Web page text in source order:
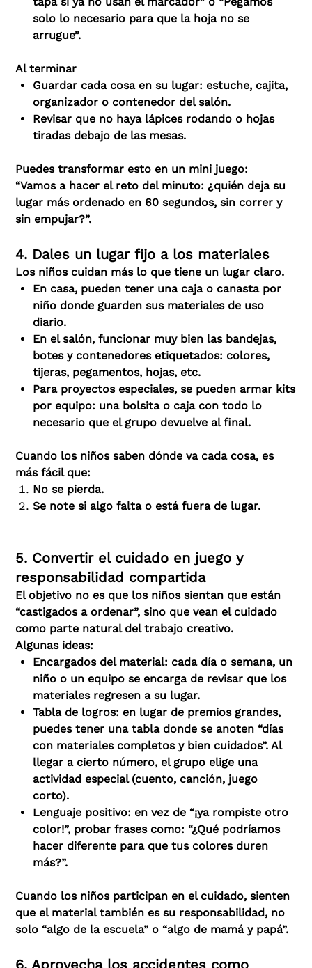
solo lo necesario para que la hoja no se
arrugue”.
Al terminar
Guardar cada cosa en su lugar: estuche, cajita,
organizador o contenedor del salón.
Revisar que no haya lápices rodando o hojas
tiradas debajo de las mesas.
Puedes transformar esto en un mini juego:
“Vamos a hacer el reto del minuto: ¿quién deja su
lugar más ordenado en 60 segundos, sin correr y
sin empujar?”.
4. Dales un lugar fijo a los materiales
Los niños cuidan más lo que tiene un lugar claro.
En casa, pueden tener una caja o canasta por
niño donde guarden sus materiales de uso
diario.
En el salón, funcionar muy bien las bandejas,
botes y contenedores etiquetados: colores,
tijeras, pegamentos, hojas, etc.
Para proyectos especiales, se pueden armar kits
por equipo: una bolsita o caja con todo lo
necesario que el grupo devuelve al final.
Cuando los niños saben dónde va cada cosa, es
más fácil que:
No se pierda.
Se note si algo falta o está fuera de lugar.
5. Convertir el cuidado en juego y
responsabilidad compartida
El objetivo no es que los niños sientan que están
“castigados a ordenar”, sino que vean el cuidado
como parte natural del trabajo creativo.
Algunas ideas:
Encargados del material: cada día o semana, un
niño o un equipo se encarga de revisar que los
materiales regresen a su lugar.
Tabla de logros: en lugar de premios grandes,
puedes tener una tabla donde se anoten “días
con materiales completos y bien cuidados”. Al
llegar a cierto número, el grupo elige una
actividad especial (cuento, canción, juego
corto).
Lenguaje positivo: en vez de “¡ya rompiste otro
color!”, probar frases como: “¿Qué podríamos
hacer diferente para que tus colores duren
más?”.
Cuando los niños participan en el cuidado, sienten
que el material también es su responsabilidad, no
solo “algo de la escuela” o “algo de mamá y papá”.
6. Aprovecha los accidentes como